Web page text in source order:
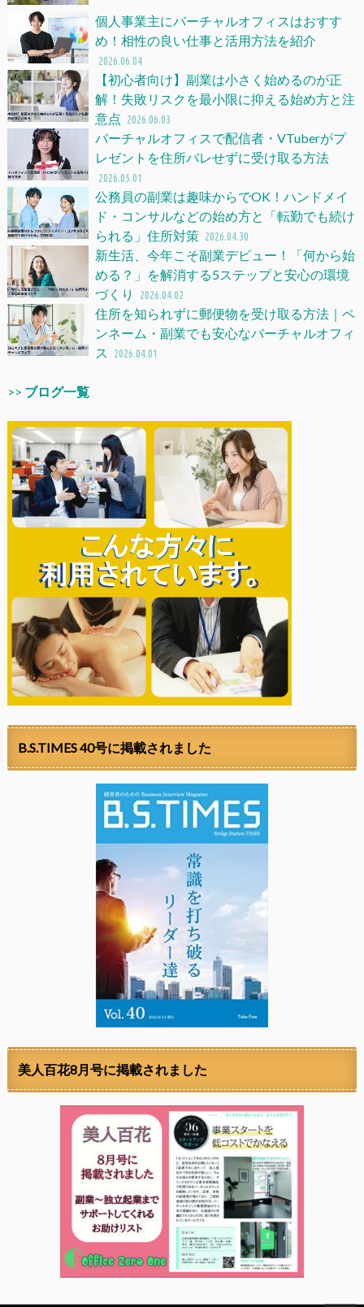
個人事業主にバーチャルオフィスはおすす
め！相性の良い仕事と活用方法を紹介
2026.06.04
【初心者向け】副業は小さく始めるのが正
解！失敗リスクを最小限に抑える始め方と注
意点 2026.06.03
バーチャルオフィスで配信者・VTuberがプ
レゼントを住所バレせずに受け取る方法
2026.05.01
公務員の副業は趣味からでOK！ハンドメイ
ド・コンサルなどの始め方と「転勤でも続け
られる」住所対策 2026.04.30
新生活、今年こそ副業デビュー！「何から始
める？」を解消する5ステップと安心の環境
づくり
2026.04.02
住所を知られずに郵便物を受け取る方法｜ペ
ンネーム・副業でも安心なバーチャルオフィ
ス
2026.04.01
>> ブログ一覧
B.S.TIMES 40号に掲載されました
美人百花8月号に掲載されました